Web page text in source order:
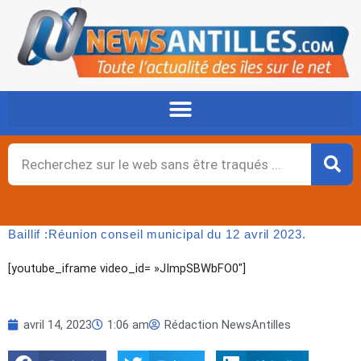
contenu
Rechercher
Baillif :Réunion conseil municipal du 12 avril 2023.
[youtube_iframe video_id= »JImpSBWbFO0″]
avril 14, 2023 1:06 am Rédaction NewsAntilles